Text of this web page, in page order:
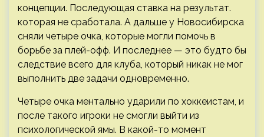
концепции. Последующая ставка на результат.
которая не сработала. А дальше у Новосибирска
сняли четыре очка, которые могли помочь в
борьбе за плей-офф. И последнее — это будто бы
следствие всего для клуба, который никак не мог
выполнить две задачи одновременно.
Четыре очка ментально ударили по хоккеистам, и
после такого игроки не смогли выйти из
психологической ямы. В какой-то момент